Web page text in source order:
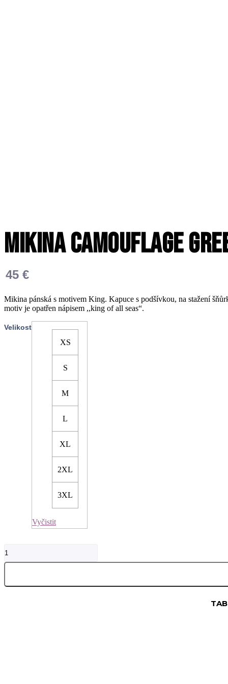
Mikina Camouflage
45 €
Mikina pánská s motivem King. Kapuce s podšívkou, na stažení
motiv je opatřen nápisem ,,king of all seas“.
Velikost
XS
S
M
L
XL
2XL
3XL
Vyčistit
Camouflage
Green
King